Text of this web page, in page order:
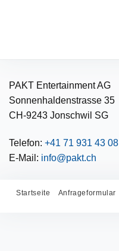
PAKT Entertainment AG
Sonnenhaldenstrasse 35
CH-9243 Jonschwil SG
Telefon: +41 71 931 43 08
E-Mail: info@pakt.ch
Startseite Anfrageformular